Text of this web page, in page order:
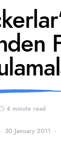
4 minute read
30 January 2011